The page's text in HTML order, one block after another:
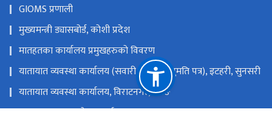
GIOMS प्रणाली
मुख्यमन्त्री ड्यासबोर्ड, कोशी प्रदेश
मातहतका कार्यालय प्रमुखहरुको विवरण
यातायात व्यवस्था कार्यालय (सवारी चालक अनुमति पत्र), इटहरी, सुनसरी
यातायात व्यवस्था कार्यालय, विराटनगर, मोरङ
यातायात व्यवस्था सेवा कार्यालय, धनकुटा